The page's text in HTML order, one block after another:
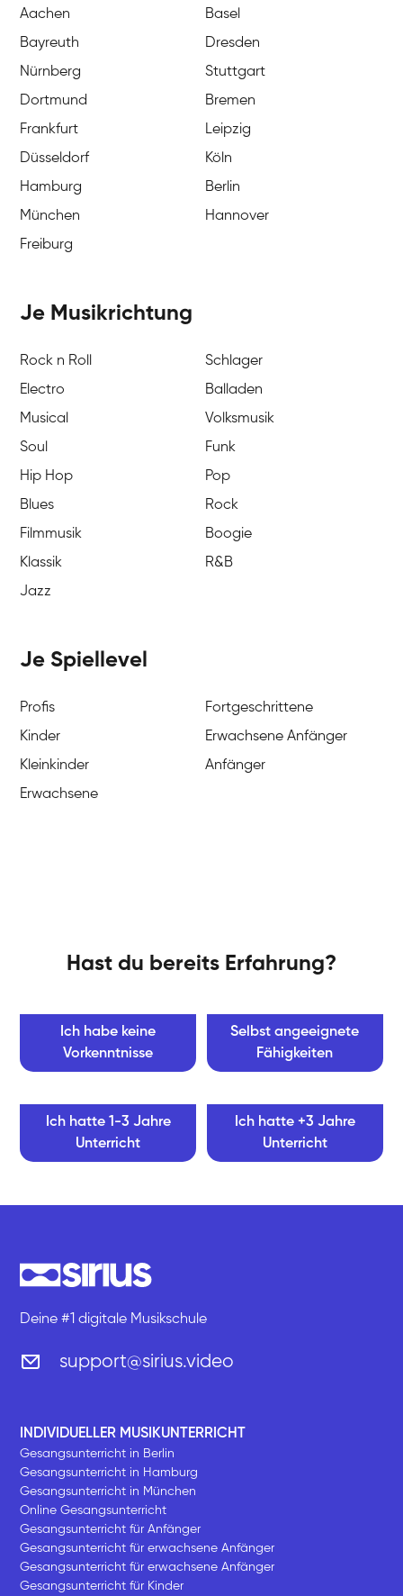
Aachen
Basel
Bayreuth
Dresden
Nürnberg
Stuttgart
Dortmund
Bremen
Frankfurt
Leipzig
Düsseldorf
Köln
Hamburg
Berlin
München
Hannover
Freiburg
Je Musikrichtung
Rock n Roll
Schlager
Electro
Balladen
Musical
Volksmusik
Soul
Funk
Hip Hop
Pop
Blues
Rock
Filmmusik
Boogie
Klassik
R&B
Jazz
Je Spiellevel
Profis
Fortgeschrittene
Kinder
Erwachsene Anfänger
Kleinkinder
Anfänger
Erwachsene
Hast du bereits Erfahrung?
Ich habe keine
Vorkenntnisse
Selbst angeeignete
Fähigkeiten
Ich hatte 1-3 Jahre
Unterricht
Ich hatte +3 Jahre
Unterricht
Deine #1 digitale Musikschule
support@sirius.video
INDIVIDUELLER MUSIKUNTERRICHT
Gesangsunterricht in Berlin
Gesangsunterricht in Hamburg
Gesangsunterricht in München
Online Gesangsunterricht
Gesangsunterricht für Anfänger
Gesangsunterricht für erwachsene Anfänger
Gesangsunterricht für erwachsene Anfänger
Gesangsunterricht für Kinder